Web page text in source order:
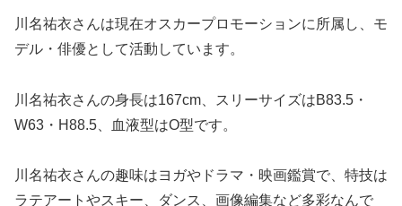
川名祐衣さんは現在オスカープロモーションに所属し、モ
デル・俳優として活動しています。
川名祐衣さんの身長は167cm、スリーサイズはB83.5・
W63・H88.5、血液型はO型です。
川名祐衣さんの趣味はヨガやドラマ・映画鑑賞で、特技は
ラテアートやスキー、ダンス、画像編集など多彩なんで